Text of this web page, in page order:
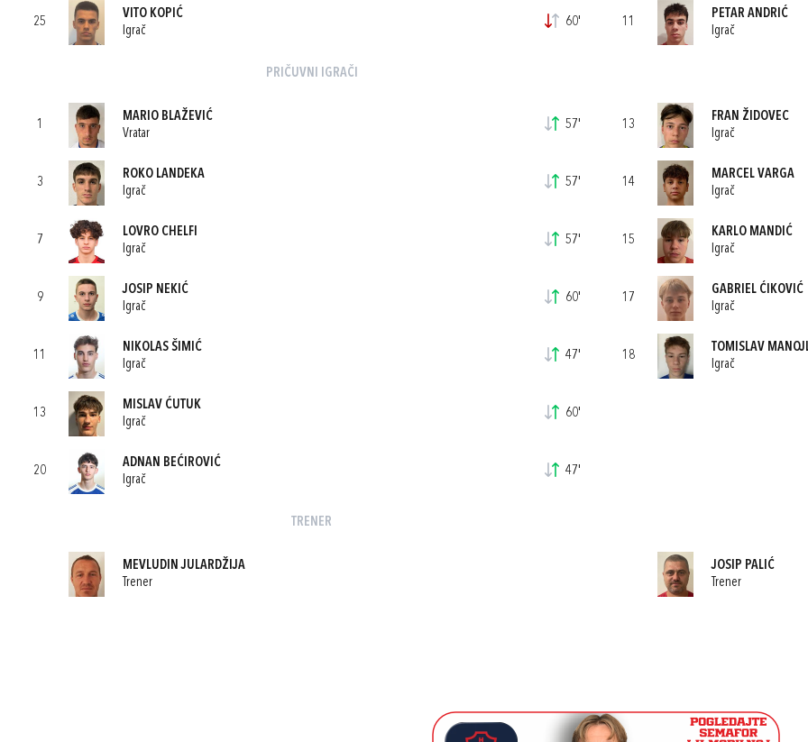
25
VITO KOPIĆ
Igrač
60'
PRIČUVNI IGRAČI
1
MARIO BLAŽEVIĆ
Vratar
57'
3
ROKO LANDEKA
Igrač
57'
7
LOVRO CHELFI
Igrač
57'
9
JOSIP NEKIĆ
Igrač
60'
11
NIKOLAS ŠIMIĆ
Igrač
47'
13
MISLAV ĆUTUK
Igrač
60'
20
ADNAN BEĆIROVIĆ
Igrač
47'
TRENER
MEVLUDIN JULARDŽIJA
Trener
11
PETAR ANDRIĆ
Igrač
13
FRAN ŽIDOVEC
Igrač
14
MARCEL VARGA
Igrač
15
KARLO MANDIĆ
Igrač
17
GABRIEL ĆIKOVIĆ
Igrač
18
TOMISLAV
Igrač
JOSIP PALIĆ
Trener